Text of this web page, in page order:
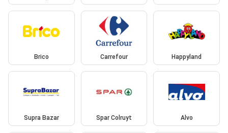
Brico Carrefour Happyland
Supra Bazar Spar Colruyt Alvo